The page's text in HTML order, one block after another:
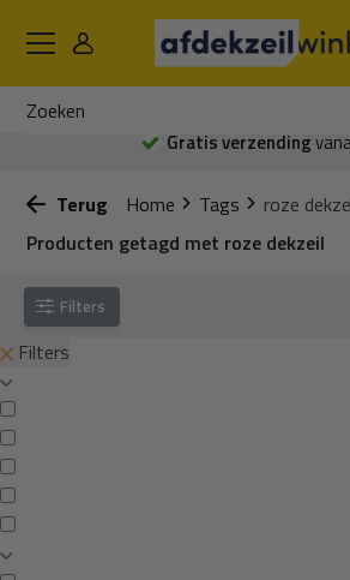
Gratis verzending
Terug Home Tags
roze
Producten getagd met roze dekzeil
Filters
Filters